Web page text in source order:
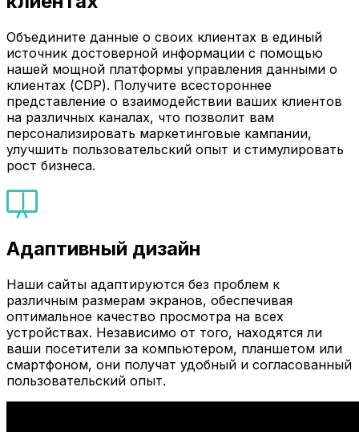
Объедините данные о своих клиентах в единый
источник достоверной информации с помощью
нашей мощной платформы управления данными о
клиентах (CDP). Получите всестороннее
представление о взаимодействии ваших клиентов
на различных каналах, что позволит вам
персонализировать маркетинговые кампании,
улучшить пользовательский опыт и стимулировать
рост бизнеса.
Адаптивный дизайн
Наши сайты адаптируются без проблем к
различным размерам экранов, обеспечивая
оптимальное качество просмотра на всех
устройствах. Независимо от того, находятся ли
ваши посетители за компьютером, планшетом или
смартфоном, они получат удобный и согласованный
пользовательский опыт.